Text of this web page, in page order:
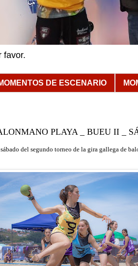
favor.
DE ESCENARIO
PLAYA _ BUEU II _
del segundo torneo de la gira gallega de